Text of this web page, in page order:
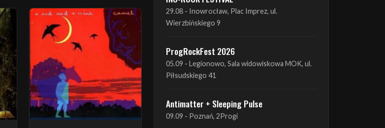
ProgRockFest 2026
05.09 - Legionowo, Sala widowiskowa MOK, ul.
Antimatter + Sleeping Pulse
09.09 - Poznań, 2Progi
Amelia Tokarska - Celtic Tales Quartet
10.09 - Rybnik, Teatr Ziemi Rybnickiej